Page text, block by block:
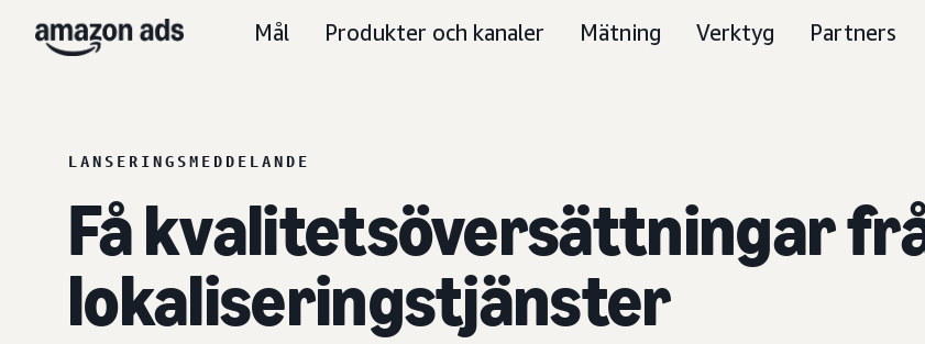
Mål Produkter och kanaler Mätning Verktyg Partners
LANSERINGSMEDDELANDE
Få kvalitetsöversättningar
lokaliseringstjänster